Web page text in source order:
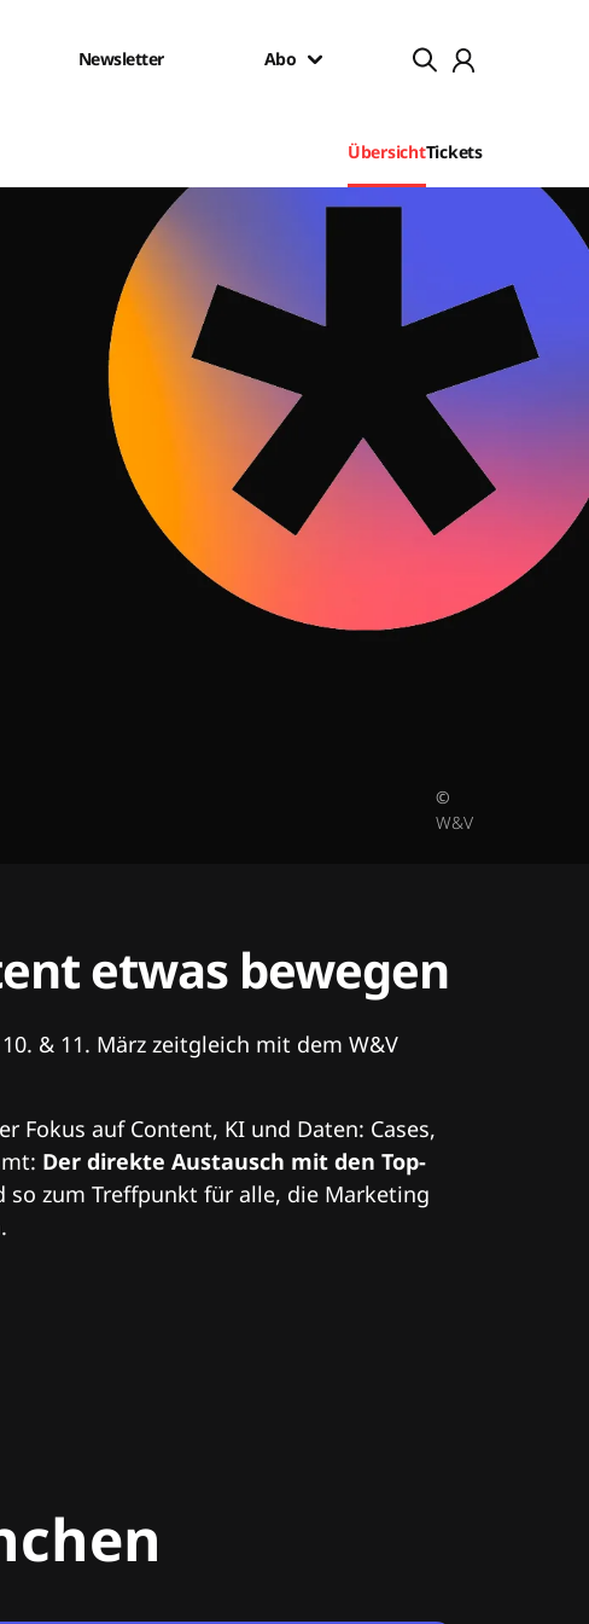
Newsletter Abo
ÜbersichtTickets
©
W&V
etwas bewegen
& 11. März zeitgleich mit dem W&V
Fokus auf Content, KI und Daten: Cases,
Der direkte Austausch mit den Top-
zum Treffpunkt für alle, die Marketing